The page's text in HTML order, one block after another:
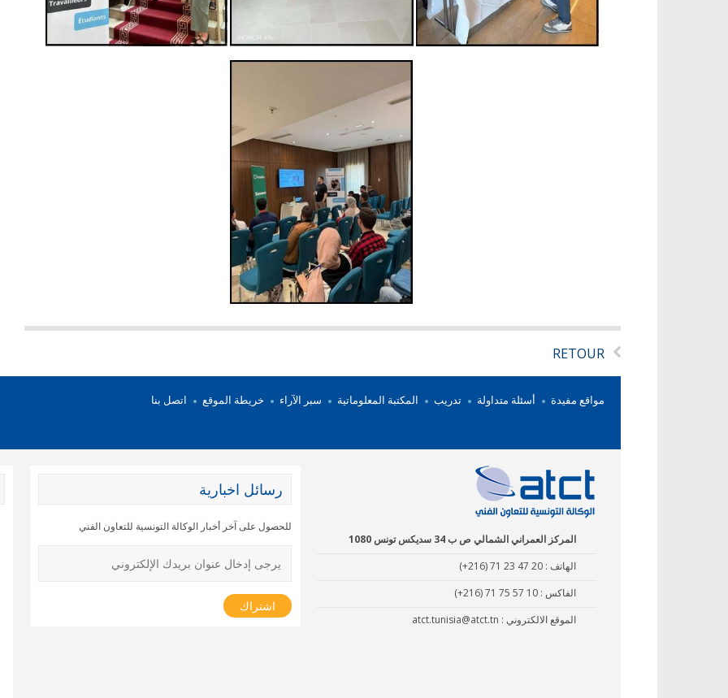
RETOUR
مواقع مفيدة أسئلة متداولة تدريب المكتبة المعلوماتية سبر الآراء خريطة الموقع اتصل بنا
المركز العمراني الشمالي ص ب 34 سديكس تونس 1080
الهاتف :(+216) 71 23 47 20
الفاكس :(+216) 71 75 57 10
الموقع الالكتروني : atct.tunisia@atct.tn
رسائل اخبارية
للحصول على آخر أخبار الوكالة التونسية للتعاون الفني